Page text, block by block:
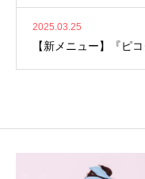
2025.03.25
【新メニュー】『ピ